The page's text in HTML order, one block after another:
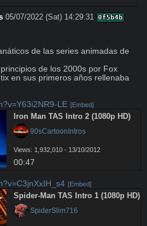
05/07/2022 (Sat) 14:29:31 0f5b4b
de las series animadas de
de los 2000s por Fox
en sus primeros años rellenaba
LE [Embed]
Iron Man TAS Intro 2 (1080p HD)
90sCartoonIntros
Views: 1,932,010 - 13/10/2012
00:47
[Embed]
Spider-Man TAS Intro 1 (1080p HD)
SpiderSlim716